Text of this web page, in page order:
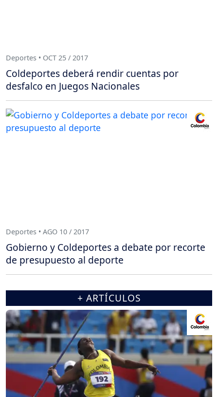
Deportes • OCT 25 / 2017
Coldeportes deberá rendir cuentas por
desfalco en Juegos Nacionales
Deportes • AGO 10 / 2017
Gobierno y Coldeportes a debate por recorte
de presupuesto al deporte
+ ARTÍCULOS